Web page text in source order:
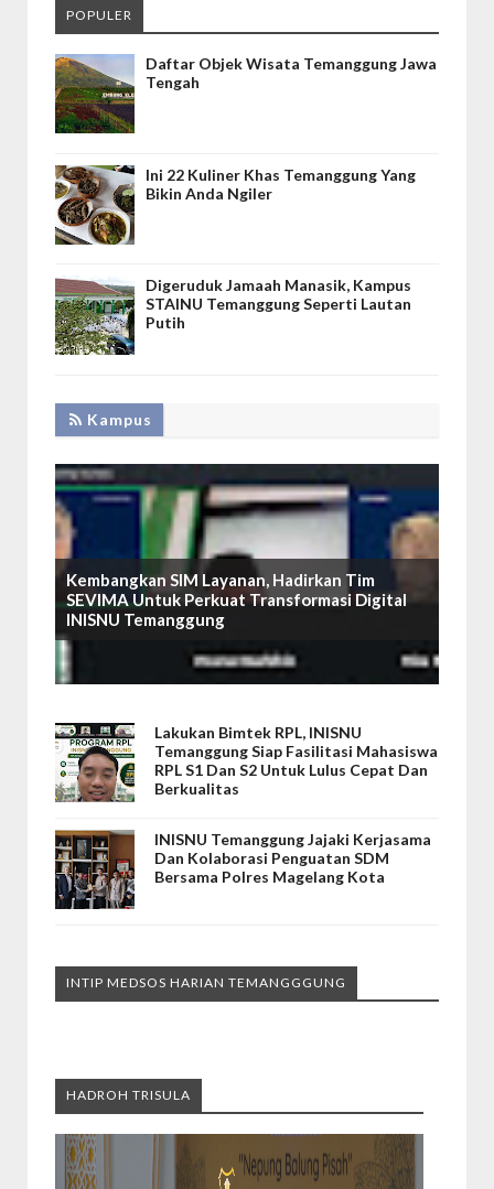
POPULER
Daftar Objek Wisata Temanggung Jawa
Tengah
Ini 22 Kuliner Khas Temanggung Yang
Bikin Anda Ngiler
Digeruduk Jamaah Manasik, Kampus
STAINU Temanggung Seperti Lautan
Putih
Kampus
Kembangkan SIM Layanan, Hadirkan Tim
SEVIMA Untuk Perkuat Transformasi Digital
INISNU Temanggung
Lakukan Bimtek RPL, INISNU
Temanggung Siap Fasilitasi Mahasiswa
RPL S1 Dan S2 Untuk Lulus Cepat Dan
Berkualitas
INISNU Temanggung Jajaki Kerjasama
Dan Kolaborasi Penguatan SDM
Bersama Polres Magelang Kota
INTIP MEDSOS HARIAN TEMANGGGUNG
HADROH TRISULA